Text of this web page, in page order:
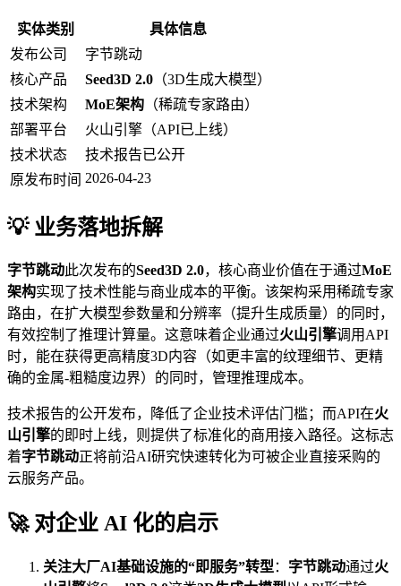
实体类别
具体信息
发布公司
字节跳动
核心产品
Seed3D 2.0 （3D生成大模型）
技术架构
MoE架构 （稀疏专家路由）
部署平台
火山引擎（API已上线）
技术状态
技术报告已公开
原发布时间 2026-04-23
💡 业务落地拆解
字节跳动此次发布的Seed3D 2.0，核心商业价值在于通过MoE
架构实现了技术性能与商业成本的平衡。该架构采用稀疏专家
路由，在扩大模型参数量和分辨率（提升生成质量）的同时，
有效控制了推理计算量。这意味着企业通过火山引擎调用API
时，能在获得更高精度3D内容（如更丰富的纹理细节、更精
确的金属-粗糙度边界）的同时，管理推理成本。
技术报告的公开发布，降低了企业技术评估门槛；而API在火
山引擎的即时上线，则提供了标准化的商用接入路径。这标志
着字节跳动正将前沿AI研究快速转化为可被企业直接采购的
云服务产品。
🚀 对企业 AI 化的启示
关注大厂AI基础设施的“即服务”转型 ： 字节跳动通过火